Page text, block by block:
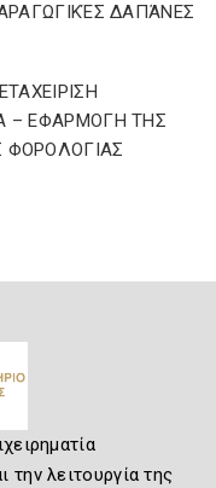
ΔΑΠΆΝΕΣ
– ΕΦΑΡΜΟΓΗ ΤΗΣ
λειτουργία της